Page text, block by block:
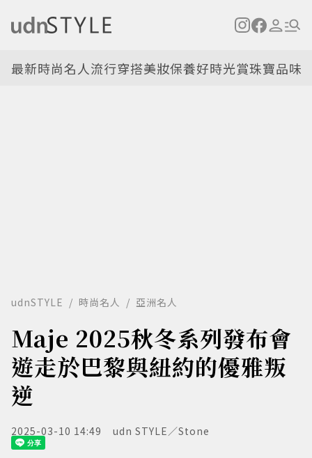
最新時尚名人流行穿搭美妝保養好時光賞珠寶品味
udnSTYLE 時尚名人 亞洲名人
Maje 2025秋冬系列發布會
遊走於巴黎與紐約的優雅叛
逆
2025-03-10 14:49 udn STYLE／Stone